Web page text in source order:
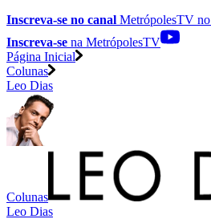
Inscreva-se no canal MetrópolesTV no
Inscreva-se na MetrópolesTV
Página Inicial
Colunas
Leo Dias
Colunas
Leo Dias